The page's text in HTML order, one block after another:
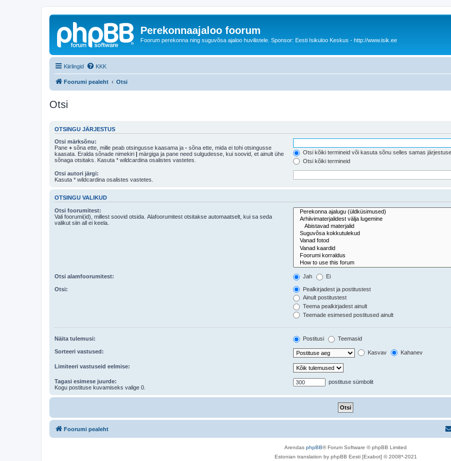
Perekonnaajaloo foorum
Foorum perekonna ning suguvõsa ajaloo huvilistele. Sponsor: Eesti Isikuloo Keskus - http://www.isik.ee
Kiirlingid KKK
Foorumi pealeht Otsi
Otsi
OTSINGU JÄRJESTUS
Otsi märksõnu:
Pane + sõna ette, mille peab otsingusse kaasama ja - sõna ette, mida ei tohi otsingusse
kaasata. Eralda sõnade nimekiri | märgiga ja pane need sulgudesse, kui soovid, et ainult ühe
sõnaga otsitaks. Kasuta * wildcardina osalistes vastetes.
Otsi kõiki termineid või kasuta sõnu selles samas
Otsi kõiki termineid
Otsi autori järgi:
Kasuta * wildcardina osalistes vastetes.
OTSINGU VALIKUD
Otsi foorumitest:
Vali foorumi(id), millest soovid otsida. Alafoorumitest otsitakse automaatselt, kui sa seda
valikut siin all ei keela.
Otsi alamfoorumitest: Jah Ei
Otsi:
Pealkirjadest ja postitustest
Ainult postitustest
Teema pealkirjadest ainult
Teemade esimesed postitused ainult
Näita tulemusi: Postitusi Teemasid
Sorteeri vastused: Kasvav Kahanev
Limiteeri vastuseid eelmise:
Tagasi esimese juurde:
Kogu postituse kuvamiseks valige 0.
postituse sümbolit
Foorumi pealeht
Arendas phpBB® Forum Software © phpBB Limited
Estonian translation by phpBB Eesti [Exabot] © 2008*-2021